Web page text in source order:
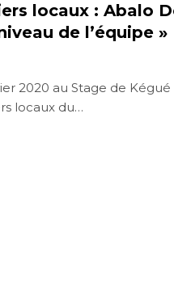
locaux : Abalo
de l’équipe »
2020 au Stage de Kégué
locaux du…